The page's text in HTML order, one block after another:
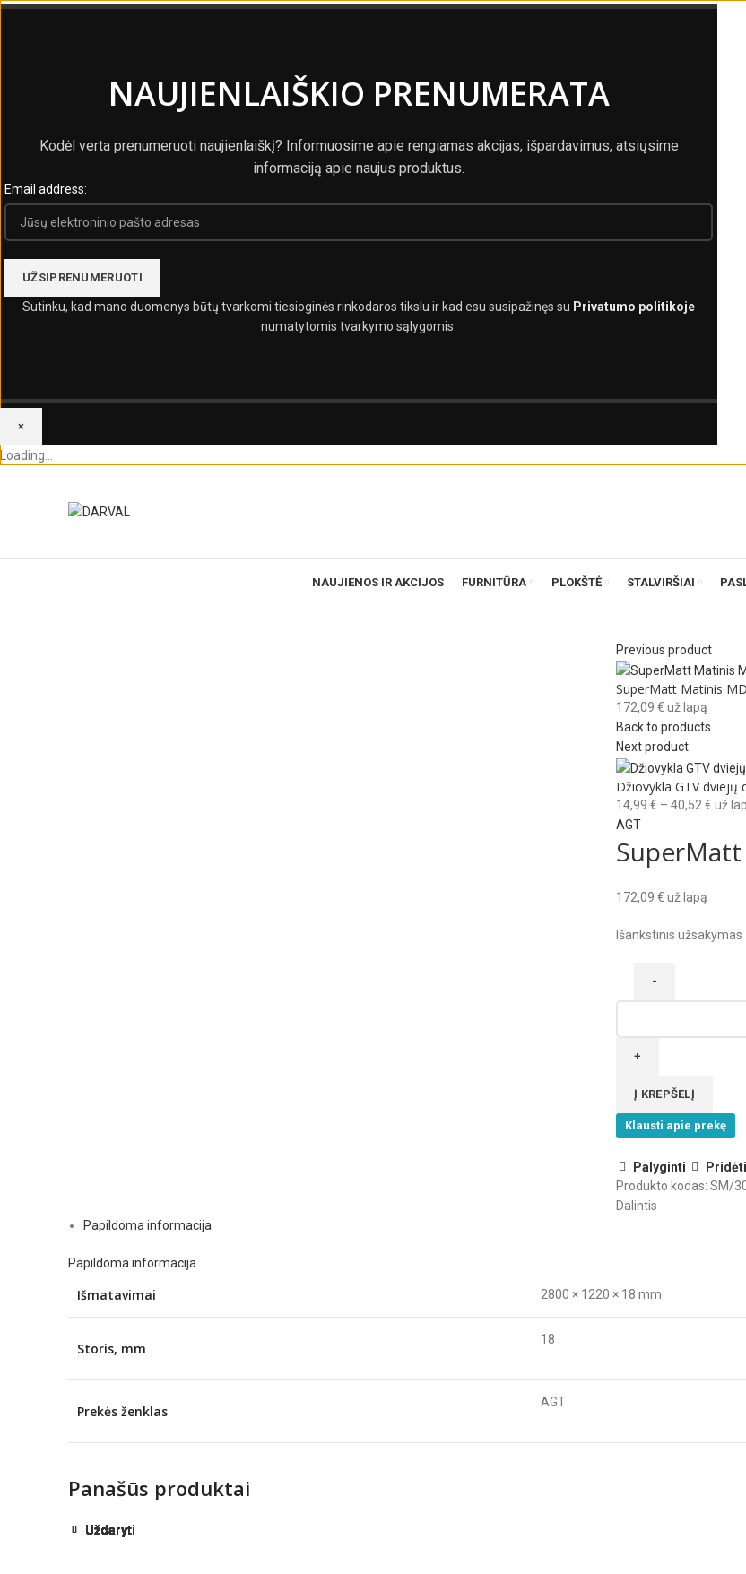
NAUJIENLAIŠKIO PRENUMERATA
Kodėl verta prenumeruoti naujienlaiškį? Informuosime apie rengiamas akcijas, išpardavimus, atsiųsime
informaciją apie naujus produktus.
Email address:
Sutinku, kad mano duomenys būtų tvarkomi tiesioginės rinkodaros tikslu ir kad esu susipažinęs su Privatumo politikoje
numatytomis tvarkymo sąlygomis.
×
Loading...
NAUJIENOS IR AKCIJOS FURNITŪRA PLOKŠTĖ STALVIRŠIAI
Previous product
SuperMatt Matinis
172,09 € už lapą
Back to products
Next product
Džiovykla GTV dviejų
14,99 € – 40,52 € Price
14,99
už
AGT
172,09 € už lapą
Išankstinis užsakymas
MDF
White
Į KREPŠELĮ
Klausti apie prekę
Palyginti
Produkto kodas: SM/
Dalintis
Papildoma informacija
Papildoma informacija
Išmatavimai 2800 × 1220 × 18 mm
Storis, mm
18
Prekės ženklas
AGT
Panašūs produktai
Uždaryti
Uždaryti
Uždaryti
Uždaryti
Uždaryti
Uždaryti
Uždaryti
Uždaryti